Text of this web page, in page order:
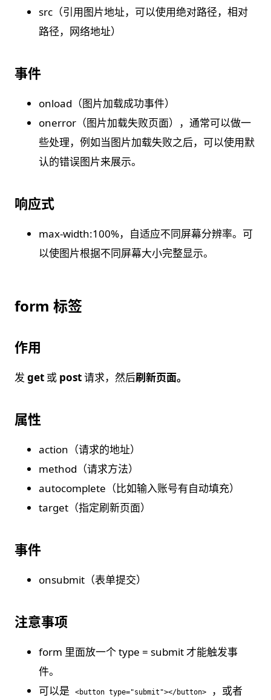
src（引用图片地址，可以使用绝对路径，相对
路径，网络地址）
事件
onload（图片加载成功事件）
onerror（图片加载失败页面），通常可以做一
些处理，例如当图片加载失败之后，可以使用默
认的错误图片来展示。
响应式
max-width:100%，自适应不同屏幕分辨率。可
以使图片根据不同屏幕大小完整显示。
form 标签
作用
发 get 或 post请求，然后刷新页面。
属性
action（请求的地址）
method（请求方法）
autocomplete（比如输入账号有自动填充）
target（指定刷新页面）
事件
onsubmit（表单提交）
注意事项
form 里面放一个 type = submit 才能触发事
件。
可以是
<button type="submit"></button> ，或者